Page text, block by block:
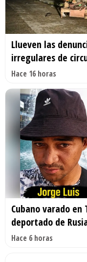
Llueven las
irregulares de
Hace 16 horas
Cubano varado
deportado de
Hace 6 horas